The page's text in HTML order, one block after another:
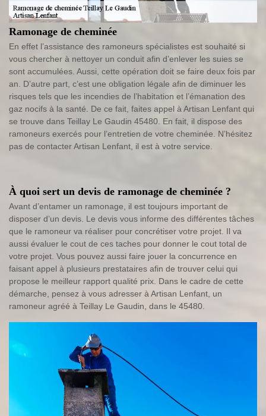
Ramonage de cheminée
En effet l’assistance des ramoneurs spécialistes est souhaité si
vous chercher à nettoyer un conduit afin d’enlever les suies se
sont accumulées. Aussi, cette opération doit se faire deux fois par
an. D’autre part, c’est une obligation légale afin de diminuer les
risques tels que les incendies de l’habitation et l’émanation des
gaz nocifs à la santé. De ce fait, faites appel à Artisan Lenfant qui
se trouve dans Teillay Le Gaudin 45480. En fait, il dispose des
ramoneurs exercés pour l’entretien de votre cheminée. N’hésitez
pas de contacter Artisan Lenfant, il est à votre service.
À quoi sert un devis de ramonage de cheminée ?
Avant d’entamer un ramonage, il est toujours important de
disposer d’un devis. Le devis vous informe des différentes tâches
que le ramoneur va réaliser pour concrétiser votre projet. Il va
aussi évaluer le cout de ces taches pour donner le cout total de
votre projet. Vous pouvez aussi faire jouer la concurrence en
faisant appel à plusieurs prestataires afin de trouver celui qui
propose le meilleur rapport qualité prix. Dans le cadre de cette
démarche, pensez à vous adresser à Artisan Lenfant, un
ramoneur agréé à Teillay Le Gaudin, dans le 45480.